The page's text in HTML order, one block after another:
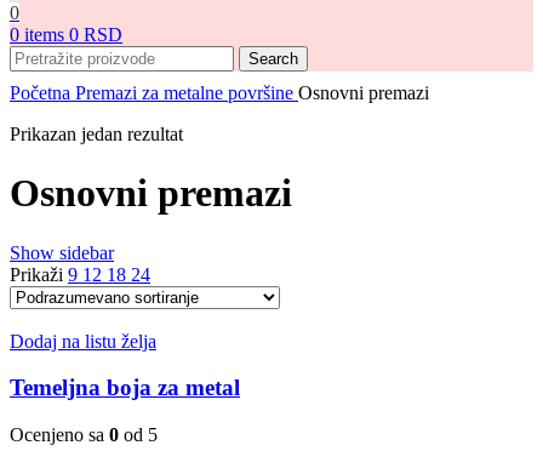
0
0 items 0 RSD
Search
Početna Premazi za metalne površine Osnovni premazi
Prikazan jedan rezultat
Osnovni premazi
Show sidebar
Prikaži 9 12 18 24
Dodaj na listu želja
Temeljna boja za metal
Ocenjeno sa 0 od 5